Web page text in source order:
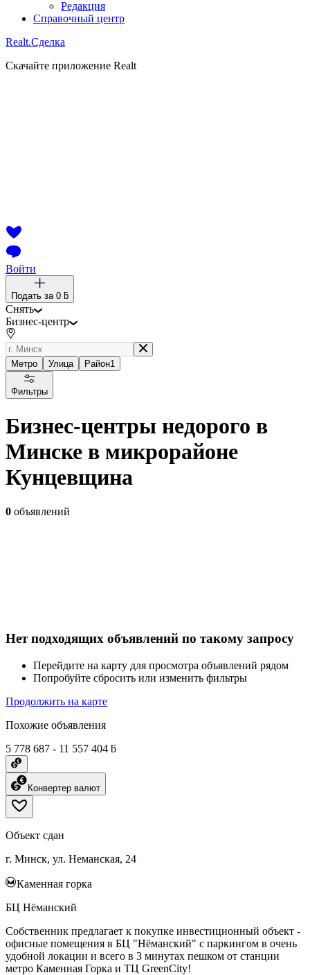
Редакция
Справочный центр
Realt.Сделка
Скачайте приложение Realt
Войти
Подать за 0 ƃ
Снять
Бизнес-центр
Метро Улица Район1
Фильтры
Бизнес-центры недорого в
Минске в микрорайоне
Кунцевщина
0 объявлений
Нет подходящих объявлений по такому запросу
Перейдите на карту для просмотра объявлений рядом
Попробуйте сбросить или изменить фильтры
Продолжить на карте
Похожие объявления
5 778 687 - 11 557 404 ƃ
Конвертер валют
Объект сдан
г. Минск, ул. Неманская, 24
Каменная горка
БЦ Нёманский
Собственник предлагает к покупке инвестиционный объект -
офисные помещения в БЦ "Нёманский" с паркингом в очень
удобной локации и всего в 3 минутах пешком от станции
метро Каменная Горка и ТЦ GreenCity!